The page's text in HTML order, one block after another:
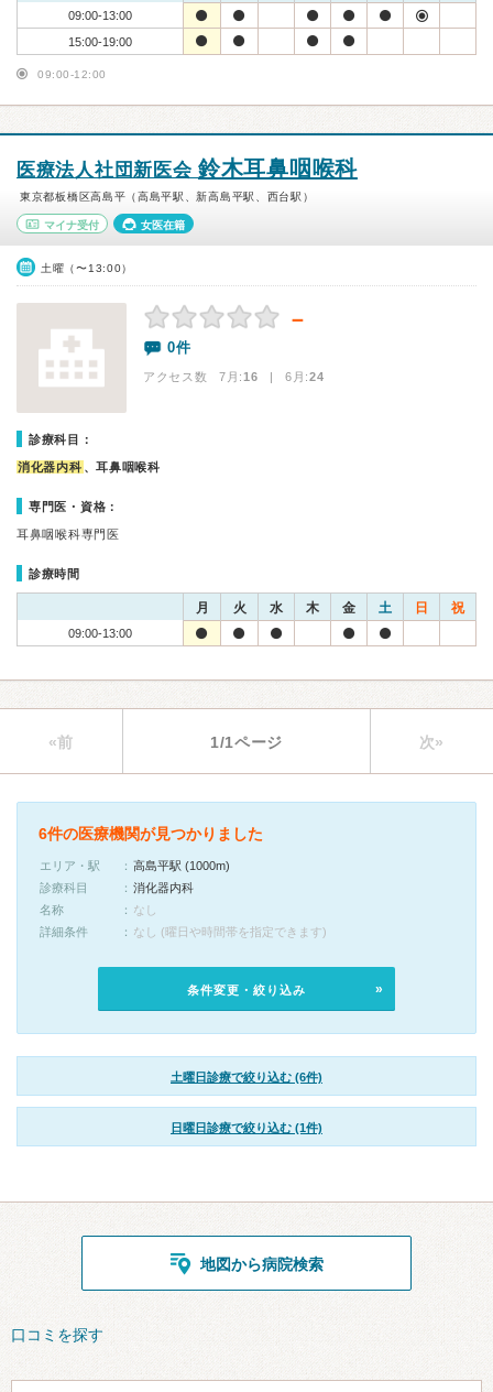
09:00-13:00
15:00-19:00
09:00-12:00
医療法人社団新医会 鈴木耳鼻咽喉科
東京都板橋区高島平（高島平駅、新高島平駅、西台駅）
マイナ受付 女医在籍
土曜（〜13:00）
－
0件
アクセス数 7月:16 | 6月:24
診療科目：
消化器内科 、耳鼻咽喉科
専門医・資格：
耳鼻咽喉科専門医
診療時間
月 火 水 木 金 土 日 祝
09:00-13:00
«前 1/1ページ 次»
6件の医療機関が見つかりました
エリア・駅
高島平駅 (1000m)
診療科目
消化器内科
名称
なし
詳細条件
なし (曜日や時間帯を指定できます)
条件変更・絞り込み
土曜日診療で絞り込む (6件)
日曜日診療で絞り込む (1件)
地図から病院検索
口コミを探す